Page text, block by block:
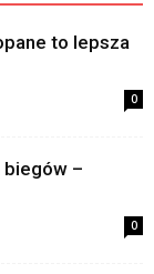
to lepsza
0
biegów –
0